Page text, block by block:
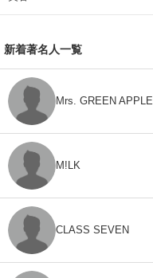
新着著名人一覧
Mrs. GREEN APPLE
M!LK
CLASS SEVEN